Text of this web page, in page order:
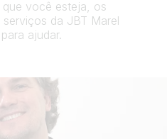
que você esteja, os
da JBT Marel
ajudar.